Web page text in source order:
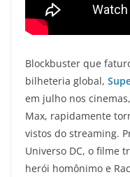
Blockbuster que
bilheteria global,
em julho nos
Max, rapidamente
vistos do streaming.
Universo DC, o filme
herói homônimo e